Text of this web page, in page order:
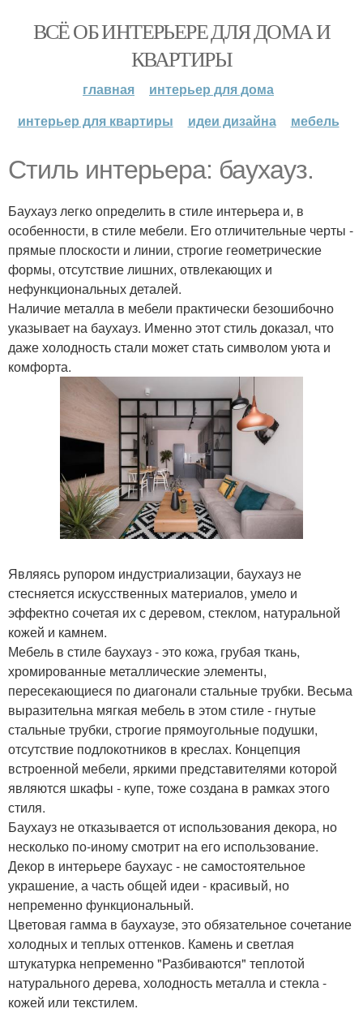
ВСЁ ОБ ИНТЕРЬЕРЕ ДЛЯ ДОМА И
КВАРТИРЫ
главная
интерьер для дома
интерьер для квартиры
идеи дизайна мебель
Стиль интерьера: баухауз.
Баухауз легко определить в стиле интерьера и, в
особенности, в стиле мебели. Его отличительные черты -
прямые плоскости и линии, строгие геометрические
формы, отсутствие лишних, отвлекающих и
нефункциональных деталей.
Наличие металла в мебели практически безошибочно
указывает на баухауз. Именно этот стиль доказал, что
даже холодность стали может стать символом уюта и
комфорта.
Являясь рупором индустриализации, баухауз не
стесняется искусственных материалов, умело и
эффектно сочетая их с деревом, стеклом, натуральной
кожей и камнем.
Мебель в стиле баухауз - это кожа, грубая ткань,
хромированные металлические элементы,
пересекающиеся по диагонали стальные трубки. Весьма
выразительна мягкая мебель в этом стиле - гнутые
стальные трубки, строгие прямоугольные подушки,
отсутствие подлокотников в креслах. Концепция
встроенной мебели, яркими представителями которой
являются шкафы - купе, тоже создана в рамках этого
стиля.
Баухауз не отказывается от использования декора, но
несколько по-иному смотрит на его использование.
Декор в интерьере баухаус - не самостоятельное
украшение, а часть общей идеи - красивый, но
непременно функциональный.
Цветовая гамма в баухаузе, это обязательное сочетание
холодных и теплых оттенков. Камень и светлая
штукатурка непременно "Разбиваются" теплотой
натурального дерева, холодность металла и стекла -
кожей или текстилем.